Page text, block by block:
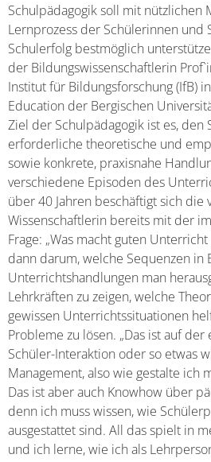
Schulpädagogik soll mit nützlichen
Lernprozess der Schülerinnen und
Schulerfolg bestmöglich
der Bildungswissenschaftlerin
Institut für Bildungsforschung (IfB)
Education der Bergischen
Ziel der Schulpädagogik ist es, den
erforderliche theoretische und
sowie konkrete, praxisnahe
verschiedene Episoden des
über 40 Jahren beschäftigt sich die
Wissenschaftlerin bereits mit der
Frage: „Was macht guten Unterricht
dann darum, welche Sequenzen in
Unterrichtshandlungen man
Lehrkräften zu zeigen, welche
gewissen Unterrichtssituationen
Probleme zu lösen. „Das ist auf
Schüler-Interaktion oder so etwas
Management, also wie gestalte ich
Das ist aber auch Knowhow über
denn ich muss wissen, wie
ausgestattet sind. All das spielt in
und ich lerne, wie ich als